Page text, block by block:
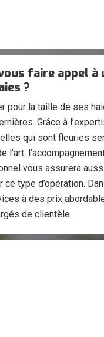
faire appel à
?
pour la taille de ses
Grâce à
qui sont fleuries
vous assurera
type d’opération.
à des prix
de clientèle.